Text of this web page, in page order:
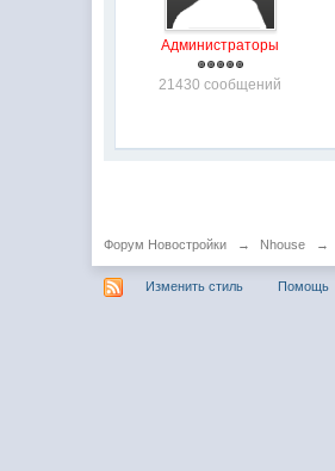
Администраторы
21430 сообщений
Форум Новостройки → Nhouse →
Изменить стиль Помощь